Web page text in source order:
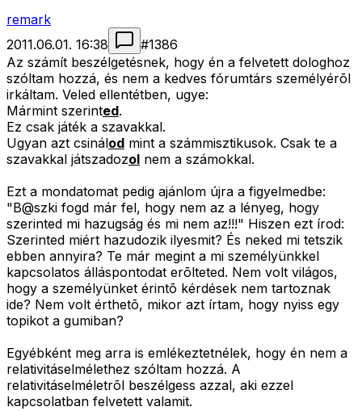
remark
2011.06.01. 16:38
#1386
Az számít beszélgetésnek, hogy én a felvetett dologhoz
szóltam hozzá, és nem a kedves fórumtárs személyérõl
irkáltam. Veled ellentétben, ugye:
Mármint szerinted.
Ez csak játék a szavakkal.
Ugyan azt csinálod mint a számmisztikusok. Csak te a
szavakkal játszadozol nem a számokkal.
Ezt a mondatomat pedig ajánlom újra a figyelmedbe:
"B@szki fogd már fel, hogy nem az a lényeg, hogy
szerinted mi hazugság és mi nem az!!!" Hiszen ezt írod:
Szerinted miért hazudozik ilyesmit? És neked mi tetszik
ebben annyira? Te már megint a mi személyünkkel
kapcsolatos álláspontodat erõlteted. Nem volt világos,
hogy a személyünket érintõ kérdések nem tartoznak
ide? Nem volt érthetõ, mikor azt írtam, hogy nyiss egy
topikot a gumiban?
Egyébként meg arra is emlékeztetnélek, hogy én nem a
relativitáselmélethez szóltam hozzá. A
relativitáselméletrõl beszélgess azzal, aki ezzel
kapcsolatban felvetett valamit.